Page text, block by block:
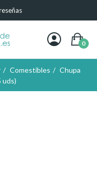
0
Comestibles
Chupa
uds)